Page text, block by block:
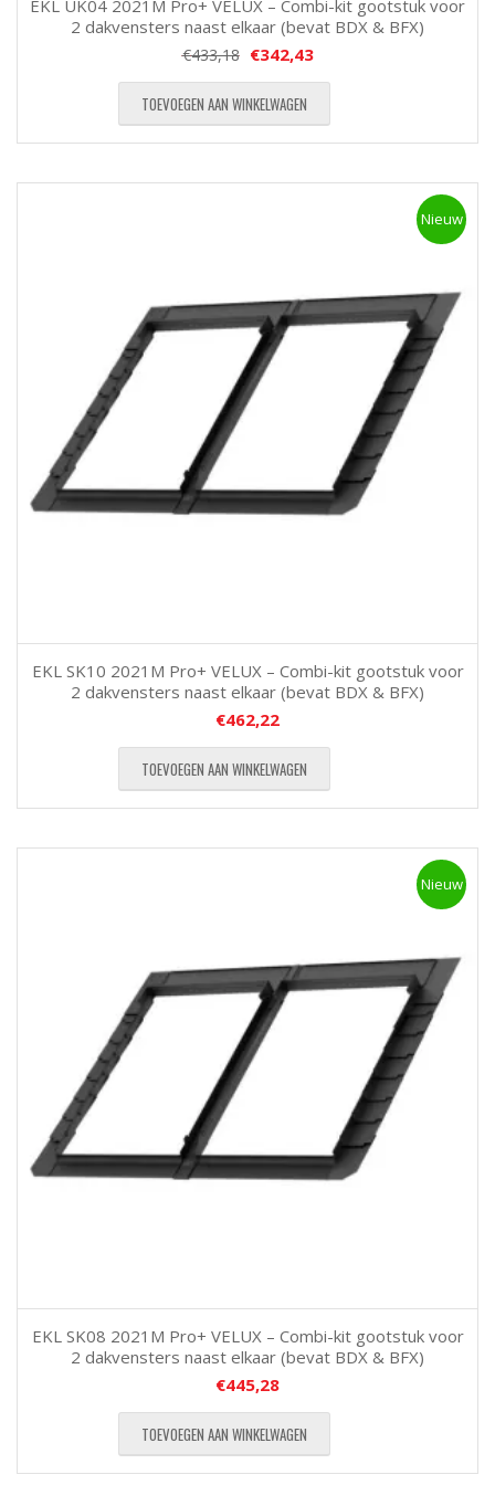
EKL UK04 2021M Pro+ VELUX – Combi-kit gootstuk voor
2 dakvensters naast elkaar (bevat BDX & BFX)
€433,18 €342,43
TOEVOEGEN AAN WINKELWAGEN
Nieuw
EKL SK10 2021M Pro+ VELUX – Combi-kit gootstuk voor
2 dakvensters naast elkaar (bevat BDX & BFX)
€462,22
TOEVOEGEN AAN WINKELWAGEN
Nieuw
EKL SK08 2021M Pro+ VELUX – Combi-kit gootstuk voor
2 dakvensters naast elkaar (bevat BDX & BFX)
€445,28
TOEVOEGEN AAN WINKELWAGEN